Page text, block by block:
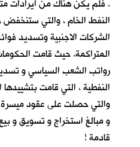
. فلم يكن هناك من ايرادات
النفط الخام ، والتي
الشركات الاجنبية وتسديد
المتراكمة. حيث قامت
رواتب الشعب السياسي و
النفطية ، التي قامت بتشييدها
والتي حصلت على عقود
و مبالغ استخراج و تسويق و
قادمة !